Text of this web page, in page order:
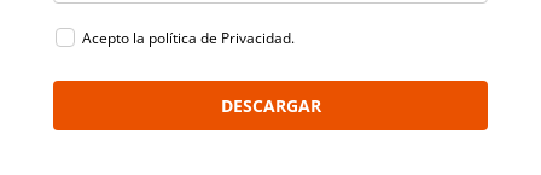
Acepto la política de Privacidad.
DESCARGAR